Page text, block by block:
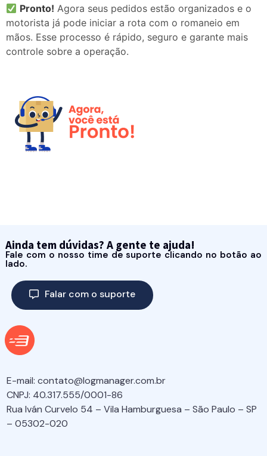
Pronto! Agora seus pedidos estão organizados e o
motorista já pode iniciar a rota com o romaneio em
mãos. Esse processo é rápido, seguro e garante mais
controle sobre a operação.
Ainda tem dúvidas? A gente te ajuda!
Fale com o nosso time de suporte clicando no botão ao
lado.
Falar com o suporte
E-mail: contato@logmanager.com.br
CNPJ: 40.317.555/0001-86
Rua Iván Curvelo 54 – Vila Hamburguesa – São Paulo – SP
– 05302-020